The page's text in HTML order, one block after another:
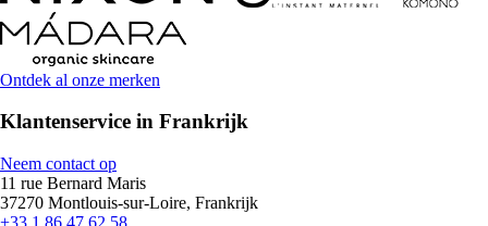
Ontdek al onze merken
Klantenservice in Frankrijk
Neem contact op
11 rue Bernard Maris
37270 Montlouis-sur-Loire, Frankrijk
+33 1 86 47 62 58